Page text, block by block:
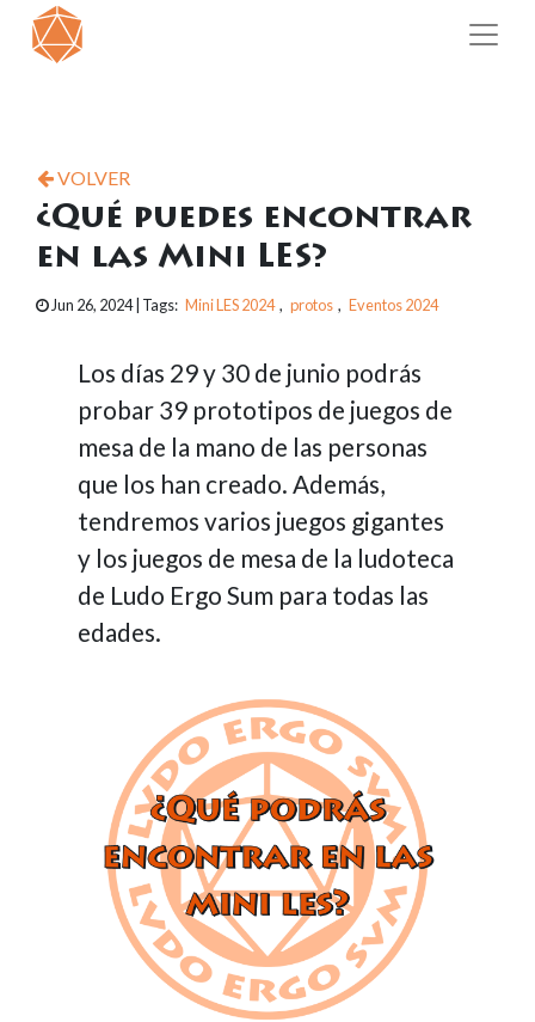
VOLVER
¿Qué puedes encontrar
en las Mini LES?
Jun 26, 2024 | Tags: Mini LES 2024 , protos , Eventos 2024
Los días 29 y 30 de junio podrás
probar 39 prototipos de juegos de
mesa de la mano de las personas
que los han creado. Además,
tendremos varios juegos gigantes
y los juegos de mesa de la ludoteca
de Ludo Ergo Sum para todas las
edades.